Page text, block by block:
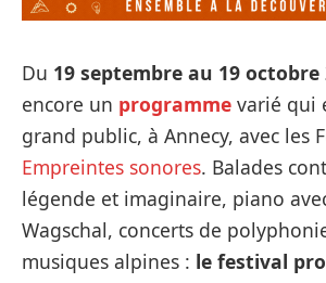
Du 19 septembre au 19 octobre
encore un programme varié qui
grand public, à Annecy, avec les
Empreintes sonores. Balades
légende et imaginaire, piano
Wagschal, concerts de
musiques alpines : le festival